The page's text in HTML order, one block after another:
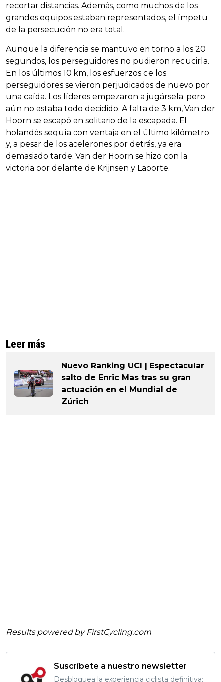
recortar distancias. Además, como muchos de los
grandes equipos estaban representados, el ímpetu
de la persecución no era total.
Aunque la diferencia se mantuvo en torno a los 20
segundos, los perseguidores no pudieron reducirla.
En los últimos 10 km, los esfuerzos de los
perseguidores se vieron perjudicados de nuevo por
una caída. Los líderes empezaron a jugársela, pero
aún no estaba todo decidido. A falta de 3 km, Van der
Hoorn se escapó en solitario de la escapada. El
holandés seguía con ventaja en el último kilómetro
y, a pesar de los acelerones por detrás, ya era
demasiado tarde. Van der Hoorn se hizo con la
victoria por delante de Krijnsen y Laporte.
Leer más
Nuevo Ranking UCI | Espectacular
salto de Enric Mas tras su gran
actuación en el Mundial de
Zúrich
Results powered by FirstCycling.com
Suscríbete a nuestro newsletter
Desbloquea la experiencia ciclista definitiva: